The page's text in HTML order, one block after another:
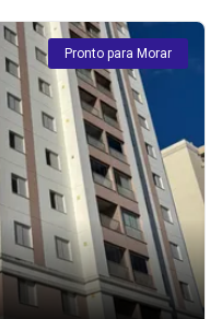
Pronto para Morar